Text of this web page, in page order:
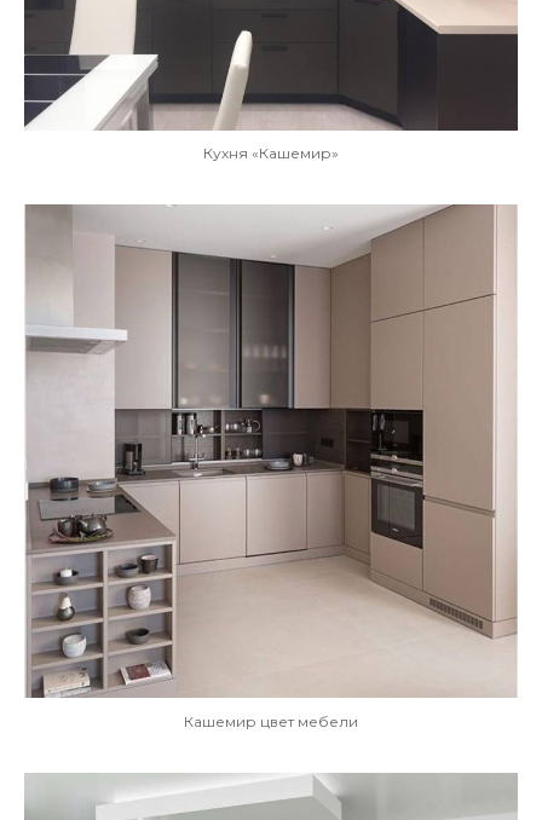
Кухня «Кашемир»
Кашемир цвет мебели